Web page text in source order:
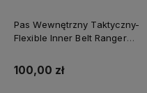
Pas Wewnętrzny Taktyczny-
Flexible Inner Belt Ranger
100,00 zł